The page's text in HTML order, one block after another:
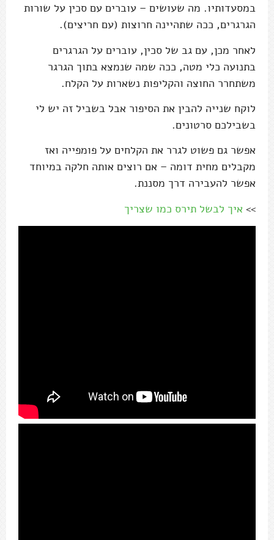
במסעדותיו. מה שעושים – עוברים עם סכין על שורות
הגרגרים, ככה שתהיינה חרוצות (עם חריצים).
לאחר מכן, עם גב של סכין, עוברים על הגרגרים
בתנועה כלי מטה, ככה שמה שנמצא בתוך הגרגר
משתחרר החוצה והקליפות נשארות על הקלח.
לוקח שנייה להבין את הסיפור אבל בשביל זה יש לי
בשבילכם סרטונים.
אפשר גם פשוט לגרר את הקלחים על פומפייה ואז
מקבלים מחית דומה – אם רוצים אותה חלקה במיוחד
אפשר להעבירה דרך מסננת.
>> איך לבשל תירס כמו שצריך